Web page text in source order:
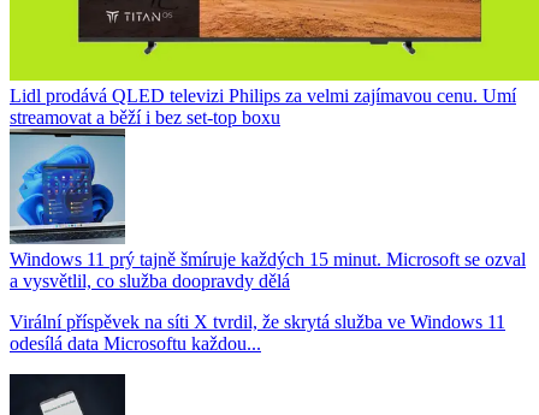
Lidl prodává QLED televizi Philips za velmi zajímavou cenu. Umí
streamovat a běží i bez set-top boxu
Windows 11 prý tajně šmíruje každých 15 minut. Microsoft se ozval
a vysvětlil, co služba doopravdy dělá
Virální příspěvek na síti X tvrdil, že skrytá služba ve Windows 11
odesílá data Microsoftu každou...